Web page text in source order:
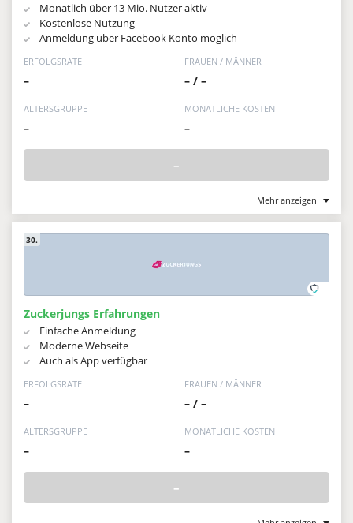
Monatlich über 13 Mio. Nutzer aktiv
Kostenlose Nutzung
Anmeldung über Facebook Konto möglich
ERFOLGSRATE
–
FRAUEN / MÄNNER
– / –
ALTERSGRUPPE
–
MONATLICHE KOSTEN
–
–
Mehr anzeigen
30.
Zuckerjungs Erfahrungen
Einfache Anmeldung
Moderne Webseite
Auch als App verfügbar
ERFOLGSRATE
–
FRAUEN / MÄNNER
– / –
ALTERSGRUPPE
–
MONATLICHE KOSTEN
–
–